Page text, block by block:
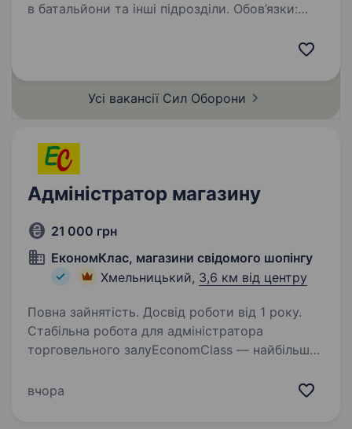
в батальйони та інші підрозділи. Обов’язки:
Усі вакансії Сил Оборони
Адміністратор магазину
21 000 грн
ЕкономКлас, магазини свідомого шопінгу
Хмельницький, 3,6 км від центру
Повна зайнятість. Досвід роботи від 1 року.
Стабільна робота для адміністратора
торговельного залуEconomClass — найбільша
та вживаного одягу та європейської побутової
вчора